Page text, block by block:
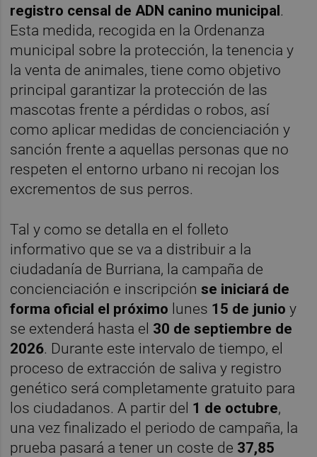
registro censal de ADN canino municipal.
Esta medida, recogida en la Ordenanza
municipal sobre la protección, la tenencia y
la venta de animales, tiene como objetivo
principal garantizar la protección de las
mascotas frente a pérdidas o robos, así
como aplicar medidas de concienciación y
sanción frente a aquellas personas que no
respeten el entorno urbano ni recojan los
excrementos de sus perros.
Tal y como se detalla en el folleto
informativo que se va a distribuir a la
ciudadanía de Burriana, la campaña de
concienciación e inscripción se iniciará de
forma oficial el próximo lunes 15 de junio y
se extenderá hasta el 30 de septiembre de
2026. Durante este intervalo de tiempo, el
proceso de extracción de saliva y registro
genético será completamente gratuito para
los ciudadanos. A partir del 1 de octubre,
una vez finalizado el periodo de campaña, la
prueba pasará a tener un coste de 37,85